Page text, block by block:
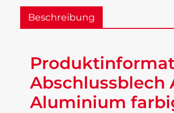
Beschreibung
Abschlussblech
Aluminium